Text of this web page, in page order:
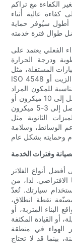
الكفاءة مع تراكم
عالية أثناء
سيُوفر حماية
الفعلي يعتمد على
ودرجة الحرارة
المستقلة، مثل
ISO 4548 لمرشحات الزيت أو ISO 5011 لمرشحات الهواء، أن توفر
للمكون المراد
حمايته: فغالبًا ما تتطلب حاقنات الوقود ترشيحًا يصل إلى 10 ميكرون أو
أدق، بينما تستفيد بعض أنظمة الزيت من ترشيح يصل إلى 3-5 ميكرون
الثانوية مثل
الوسائط، وسلامة
وفترات الخدمة
أفضل أنواع الفلاتر
الافتراضي. لذا، من
سيارتك. تُعدّ
نقطة انطلاق،
المتربة، أو
أو القيادة المكثفة
الهواء في منطقة
بينما قد لا تحتاج